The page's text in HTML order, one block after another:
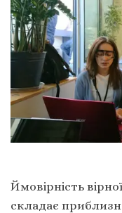
Ймовірність
складає